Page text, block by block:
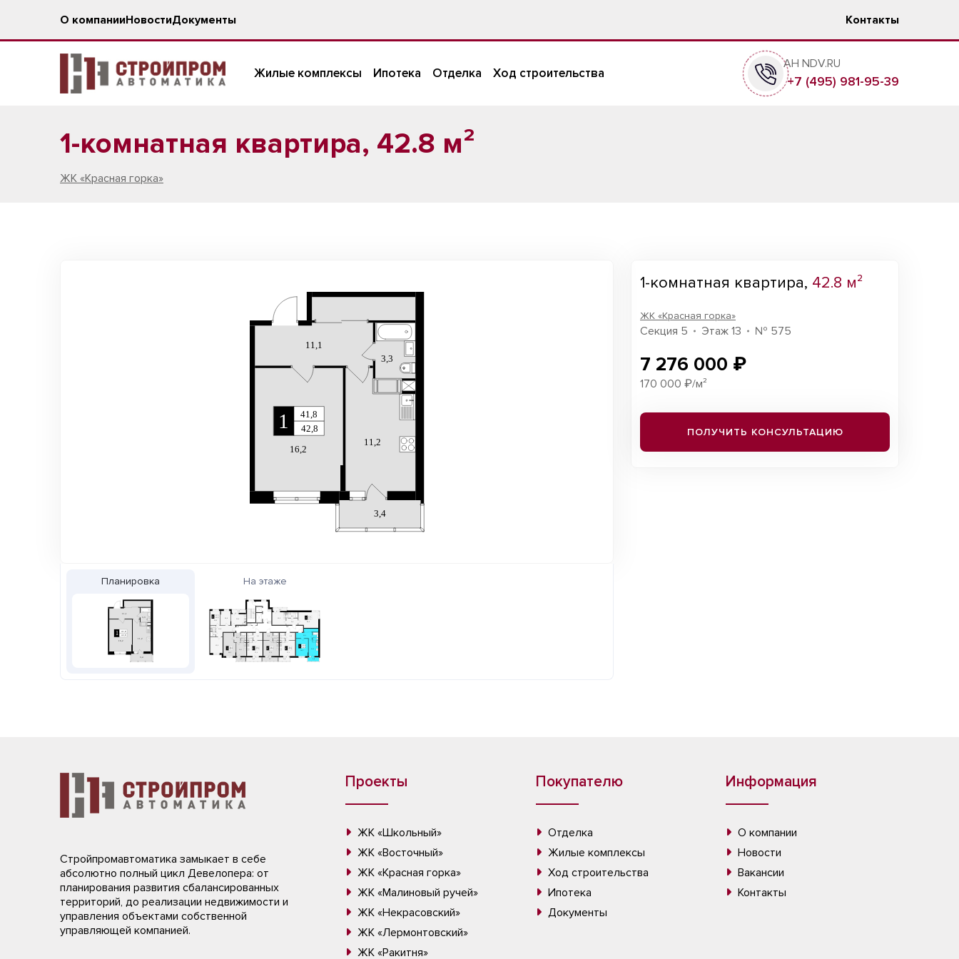
О компанииНовостиДокументы Контакты
Жилые комплексы Ипотека Отделка Ход строительства
АН NDV.RU
+7 (495) 981-95-39
1-комнатная квартира, 42.8 м²
ЖК «Красная горка»
Планировка На этаже
1-комнатная квартира, 42.8 м²
ЖК «Красная горка»
Секция 5 Этаж 13 № 575
7 276 000 ₽
170 000 ₽/м²
ПОЛУЧИТЬ КОНСУЛЬТАЦИЮ
Стройпромавтоматика замыкает в себе
абсолютно полный цикл Девелопера: от
планирования развития сбалансированных
территорий, до реализации недвижимости и
управления объектами собственной
управляющей компанией.
Проекты
ЖК «Школьный»
ЖК «Восточный»
ЖК «Красная горка»
ЖК «Малиновый ручей»
ЖК «Некрасовский»
ЖК «Лермонтовский»
ЖК «Ракитня»
Покупателю
Отделка
Жилые комплексы
Ход строительства
Ипотека
Документы
Информация
О компании
Новости
Вакансии
Контакты